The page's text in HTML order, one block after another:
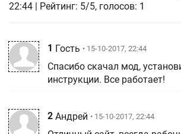
22:44
| Рейтинг: 5/5, голосов: 1
1 Гость • 15-10-2017, 22:44
Спасибо скачал мод,
инструкции. Все работает!
2 Андрей • 15-10-2017, 22:44